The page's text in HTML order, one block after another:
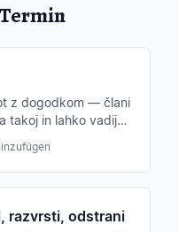
z dogodkom — člani
takoj in lahko vadijo
razvrsti, odstrani